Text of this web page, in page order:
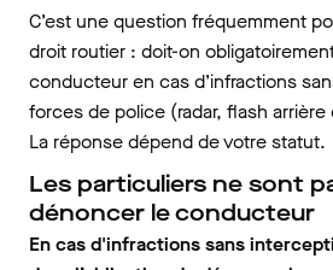
C’est une question fréquemment
droit routier : doit-on
conducteur en cas d’infractions
forces de police (radar, flash arrière
La réponse dépend de votre statut.
Les particuliers ne sont
dénoncer le conducteur
En cas d'infractions sans